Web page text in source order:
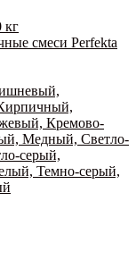
смеси Perfekta
Кремово-
Медный, Светло-
серый,
Темно-серый,